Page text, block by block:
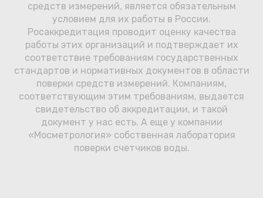
средств измерений, является обязательным
условием для их работы в России.
Росаккредитация проводит оценку качества
работы этих организаций и подтверждает их
соответствие требованиям государственных
стандартов и нормативных документов в области
поверки средств измерений. Компаниям,
соответствующим этим требованиям, выдается
свидетельство об аккредитации, и такой
документ у нас есть. А еще у компании
«Мосметрология» собственная лаборатория
поверки счетчиков воды.